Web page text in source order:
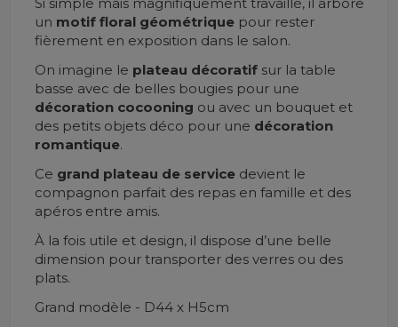
Si simple mais magnifiquement travaillé, il arbore
un motif floral géométriquepour rester
fièrement en exposition dans le salon.
On imagine le plateau décoratifsur la table
basse avec de belles bougies pour une
décoration cocooning ou avec un bouquet et
des petits objets déco pour une décoration
romantique.
Ce grand plateau de servicedevient le
compagnon parfait des repas en famille et des
apéros entre amis.
À la fois utile et design, il dispose d’une belle
dimension pour transporter des verres ou des
plats.
Grand modèle - D44 x H5cm